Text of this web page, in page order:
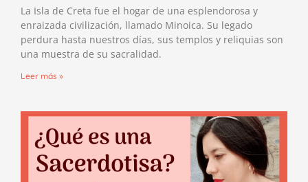
La Isla de Creta fue el hogar de una esplendorosa y
enraizada civilización, llamado Minoica. Su legado
perdura hasta nuestros días, sus templos y reliquias son
una muestra de su sacralidad.
Leer más »